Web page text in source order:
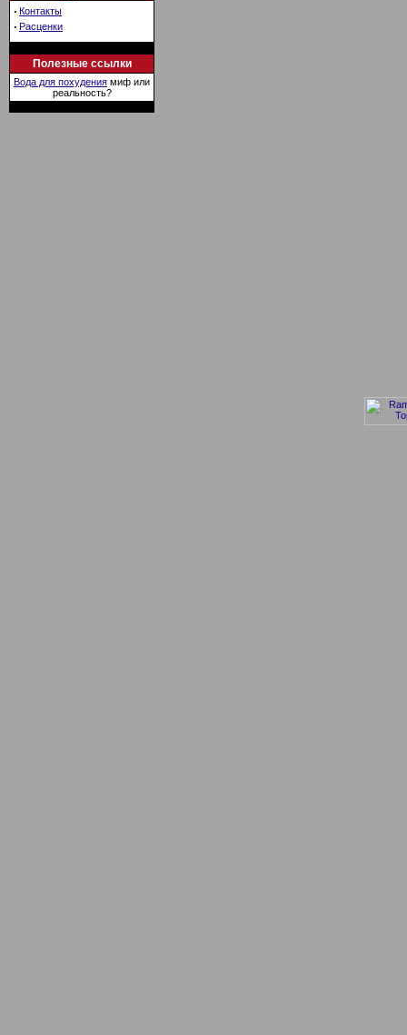
· Контакты
· Расценки
Полезные ссылки
Вода для похудения миф или
реальность?